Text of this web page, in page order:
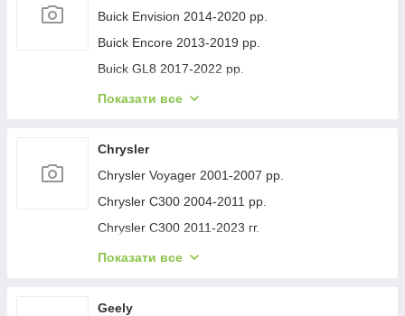
Buick Envision 2014-2020 рр.
Buick Encore 2013-2019 рр.
Buick GL8 2017-2022 рр.
Buick Lacrosse 2017-2023 рр.
Buick Verano 2016-2021 рр.
Buick Enclave 2007-2012 рр.
Показати все
Chrysler
Chrysler Voyager 2001-2007 рр.
Chrysler C300 2004-2011 рр.
Chrysler C300 2011-2023 гг.
Chrysler Voyager 1996-2001 рр.
Chrysler 200 II 2014-2017 рр.
Показати все
Geely